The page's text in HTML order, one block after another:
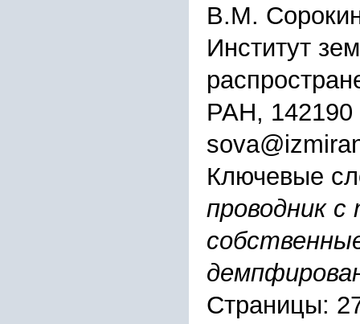
В.М.
Институт
РАН, 142190
Ключевые
проводник
Страницы: